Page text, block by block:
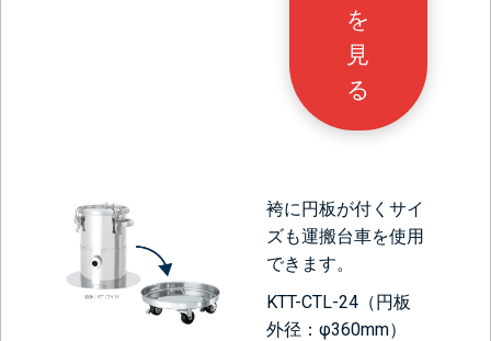
を
見
る
袴に円板が付くサイ
ズも運搬台車を使用
できます。
KTT-CTL-24（円板
外径：φ360mm）